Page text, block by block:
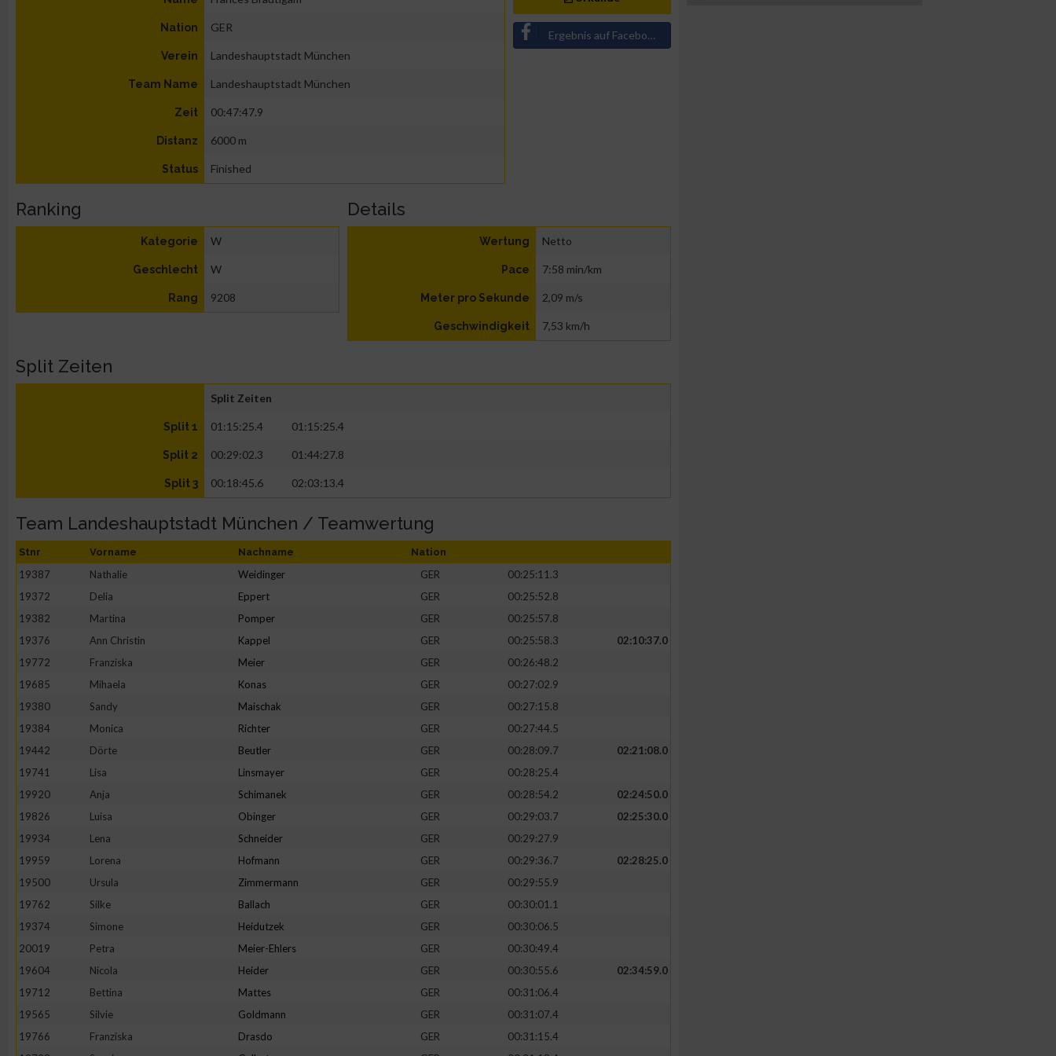
Nation GER
Verein Landeshauptstadt München
Team Name Landeshauptstadt München
Zeit 00:47:47.9
Distanz 6000 m
Status Finished
Ergebnis auf Facebook teilen
Ranking
Kategorie W
Geschlecht W
Rang 9208
Details
Wertung Netto
Pace 7:58 min/km
Meter pro Sekunde 2,09 m/s
Geschwindigkeit 7,53 km/h
Split Zeiten
Split Zeiten
Split 1 01:15:25.4 01:15:25.4
Split 2 00:29:02.3 01:44:27.8
Split 3 00:18:45.6 02:03:13.4
Team Landeshauptstadt München / Teamwertung
Stnr Vorname Nachname Nation
19387 Nathalie Weidinger GER
00:25:11.3
19372
Delia Eppert GER
00:25:52.8
19382
Martina Pomper GER
00:25:57.8
19376
Ann Christin Kappel GER 00:25:58.3
02:10:37.0
19772
Franziska Meier GER
00:26:48.2
19685
Mihaela Konas GER
00:27:02.9
19380
Sandy Maischak GER
00:27:15.8
19384
Monica Richter GER
00:27:44.5
19442
Dörte Beutler GER 00:28:09.7
02:21:08.0
19741
Lisa Linsmayer GER
00:28:25.4
19920
Anja Schimanek GER 00:28:54.2
02:24:50.0
19826
Luisa Obinger GER 00:29:03.7
02:25:30.0
19934
Lena Schneider GER
00:29:27.9
19959
Lorena Hofmann GER 00:29:36.7
02:28:25.0
19500
Ursula Zimmermann GER
00:29:55.9
19762
Silke Ballach GER
00:30:01.1
19374
Simone Heidutzek GER
00:30:06.5
20019
Petra Meier-Ehlers GER
00:30:49.4
19604
Nicola Heider GER 00:30:55.6
02:34:59.0
19712
Bettina Mattes GER
00:31:06.4
19565
Silvie Goldmann GER
00:31:07.4
19766
Franziska Drasdo GER
00:31:15.4